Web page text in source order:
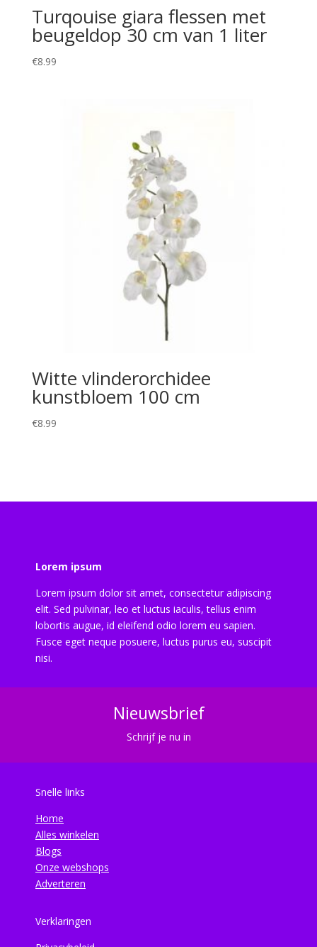
Turqouise giara flessen met
beugeldop 30 cm van 1 liter
€8.99
Witte vlinderorchidee
kunstbloem 100 cm
€8.99
Lorem ipsum
Lorem ipsum dolor sit amet, consectetur adipiscing
elit. Sed pulvinar, leo et luctus iaculis, tellus enim
lobortis augue, id eleifend odio lorem eu sapien.
Fusce eget neque posuere, luctus purus eu, suscipit
nisi.
Nieuwsbrief
Schrijf je nu in
Snelle links
Home
Alles winkelen
Blogs
Onze webshops
Adverteren
Verklaringen